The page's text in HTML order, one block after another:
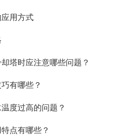
用方式
塔时应注意哪些问题？
有哪些？
度过高的问题？
点有哪些？